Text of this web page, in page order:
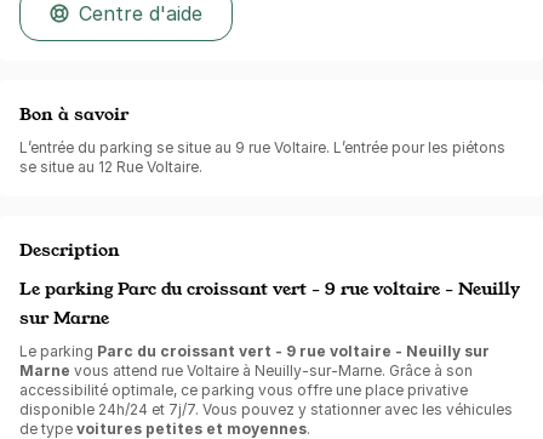
Centre d'aide
Bon à savoir
L’entrée du parking se situe au 9 rue Voltaire. L’entrée pour les piétons
se situe au 12 Rue Voltaire.
Description
Le parking Parc du croissant vert - 9 rue voltaire - Neuilly
sur Marne
Le parking Parc du croissant vert - 9 rue voltaire - Neuilly sur
Marne vous attend rue Voltaire à Neuilly-sur-Marne. Grâce à son
accessibilité optimale, ce parking vous offre une place privative
disponible 24h/24 et 7j/7. Vous pouvez y stationner avec les véhicules
de type voitures petites et moyennes.